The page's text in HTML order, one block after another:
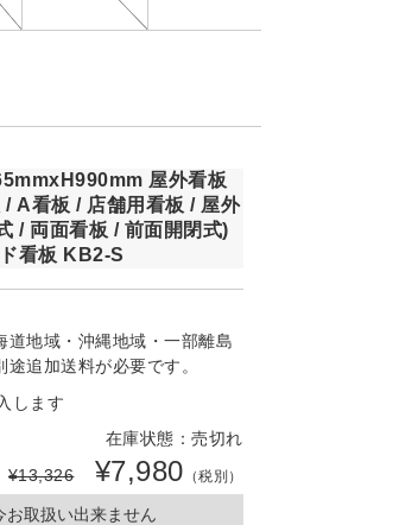
屋外看板
A看板 / 店舗用看板 / 屋外
/ 両面看板 / 前面開閉式)
看板 KB2-S
道地域・沖縄地域・一部離島
追加送料が必要です。
します
在庫状態：売切れ
¥13,326
¥7,980 （税別）
お取扱い出来ません